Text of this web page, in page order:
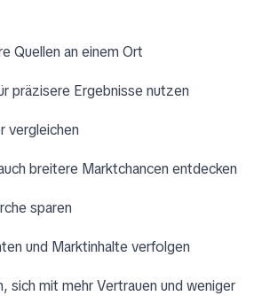
Quellen an einem Ort
präzisere Ergebnisse nutzen
vergleichen
breitere Marktchancen entdecken
sparen
und Marktinhalte verfolgen
sich mit mehr Vertrauen und weniger